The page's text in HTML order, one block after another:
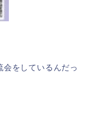
をしているんだっ